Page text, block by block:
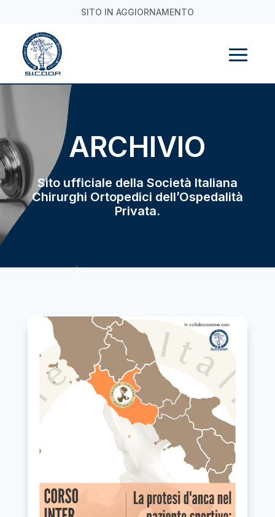
SITO IN AGGIORNAMENTO
ARCHIVIO
Sito ufficiale della Società Italiana
Chirurghi Ortopedici dell’Ospedalità
Privata.